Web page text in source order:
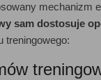
mechanizm
sam dostosuje
treningowego: